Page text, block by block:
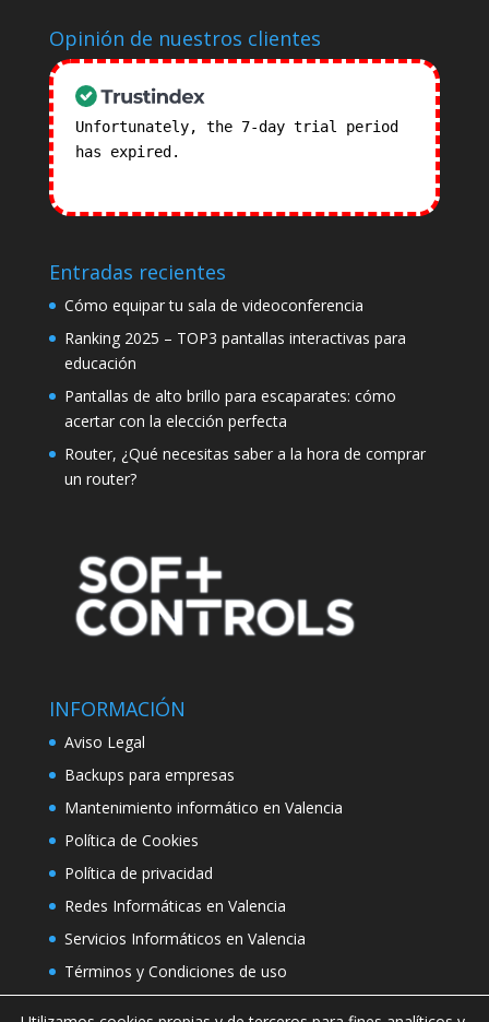
Opinión de nuestros clientes
Unfortunately, the 7-day trial period
has expired.
Entradas recientes
Cómo equipar tu sala de videoconferencia
Ranking 2025 – TOP3 pantallas interactivas para
educación
Pantallas de alto brillo para escaparates: cómo
acertar con la elección perfecta
Router, ¿Qué necesitas saber a la hora de comprar
un router?
INFORMACIÓN
Aviso Legal
Backups para empresas
Mantenimiento informático en Valencia
Política de Cookies
Política de privacidad
Redes Informáticas en Valencia
Servicios Informáticos en Valencia
Términos y Condiciones de uso